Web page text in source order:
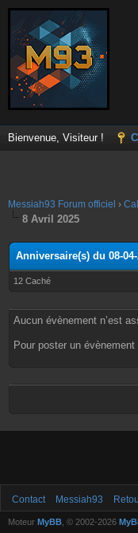
Bienvenue, Visiteur !
Messiah93 Forum officiel ›
8 Avril 2025
Anniversaire(s) du 08-04-
12 Caché
Aucun évènement n’est
Pour poster un
Contact Messiah93
Moteur MyBB , © 2002-2026